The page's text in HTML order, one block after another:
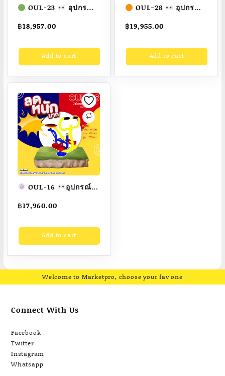
7-
วัน
quantity
OUL-23
อุปกรณ์
กระแทกคู่ เครื่องออก
กำลังกายกลางแจ้ง
ขนาด
Fofansendai
ทำสี
สวย
สั่งทำ 7-15 วัน
฿18,957.00
Add to cart
OUL-28
อุปกรณ์
กำลังกายกลางแจ้ง
ผู้ใหญ่
ขนาด
60x160x100cm.
฿19,955.00
Add to cart
OUL-16
อุปกรณ์
หน้าท้อง เครื่องออก
ขนาด
สั่งทำ 7-15 วัน
฿17,960.00
Add to cart
Welcome to Marketpro, choose your fav one
Connect With Us
Facebook
Twitter
Instagram
Whatsapp